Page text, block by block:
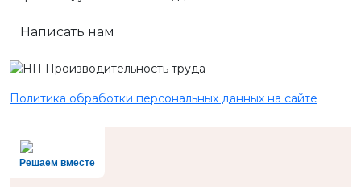
Написать нам
Политика обработки персональных данных на сайте
Решаем вместе